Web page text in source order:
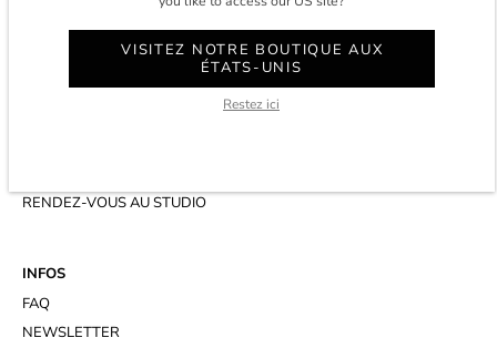
CONTACT
RENDEZ-VOUS AU STUDIO
INFOS
FAQ
NEWSLETTER
VISITEZ NOTRE BOUTIQUE AUX
ÉTATS-UNIS
Restez ici